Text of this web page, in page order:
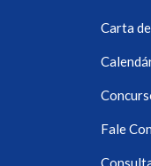
Carta
Fale